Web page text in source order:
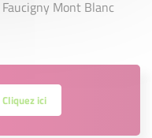
Faucigny Mont Blanc
Cliquez ici